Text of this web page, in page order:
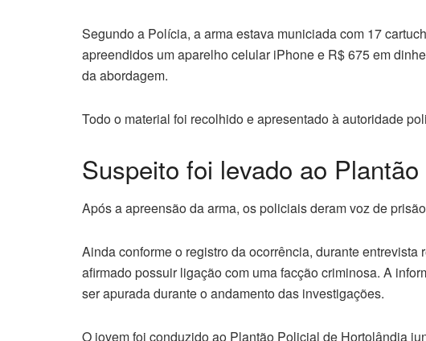
Segundo a Polícia, a arma estava municiada com 17
apreendidos um aparelho celular iPhone e R$ 675 em
da abordagem.
Todo o material foi recolhido e apresentado à autoridade
Suspeito foi levado ao
Após a apreensão da arma, os policiais deram voz de
Ainda conforme o registro da ocorrência, durante
afirmado possuir ligação com uma facção criminosa. A
ser apurada durante o andamento das investigações.
O jovem foi conduzido ao Plantão Policial de Hortolândia